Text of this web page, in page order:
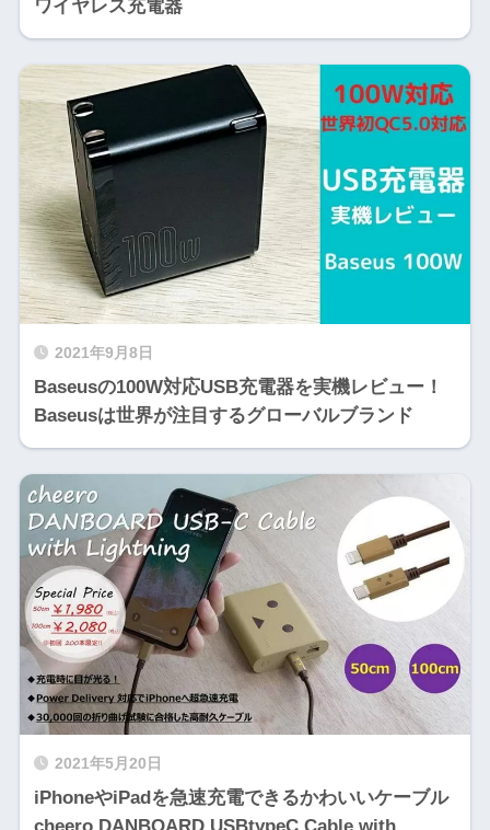
ワイヤレス充電器
2021年9月8日
Baseusの100W対応USB充電器を実機レビュー！
Baseusは世界が注目するグローバルブランド
2021年5月20日
iPhoneやiPadを急速充電できるかわいいケーブル